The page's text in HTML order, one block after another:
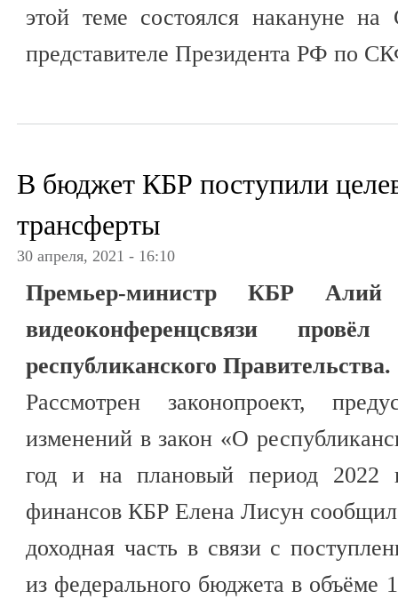
этой теме состоялся накануне
представителе Президента РФ по
В бюджет КБР поступили
трансферты
30 апреля, 2021 - 16:10
Премьер-министр КБР
видеоконференцсвязи
республиканского Правительства.
Рассмотрен законопроект,
изменений в закон «О
год и на плановый период 2022
финансов КБР Елена Лисун
доходная часть в связи с
из федерального бюджета в объёме